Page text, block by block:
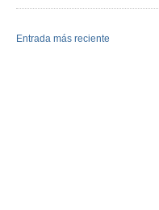
Entrada más reciente